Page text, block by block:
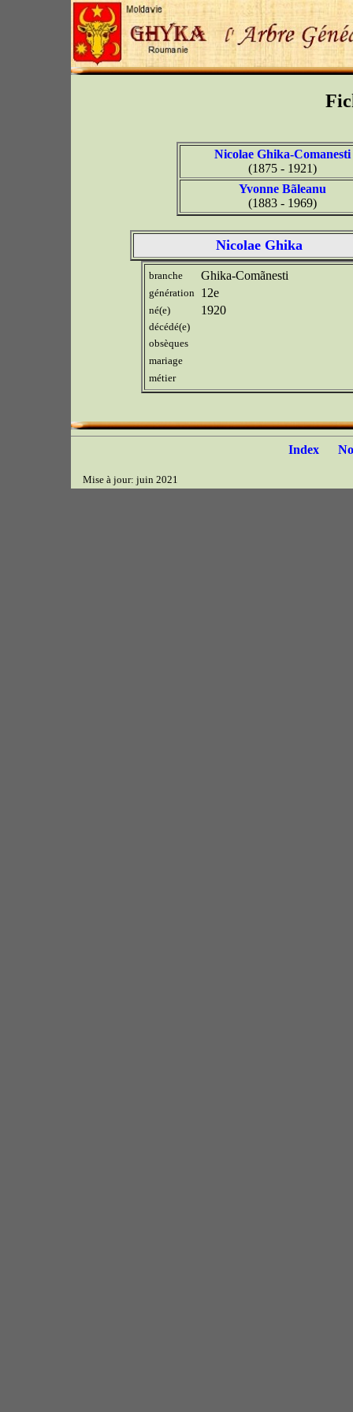
Nicolae Ghika-Comanesti
(1875 - 1921)
Yvonne Bãleanu
(1883 - 1969)
Nicolae Ghika
branche Ghika-Comãnesti
génération 12e
né(e) 1920
décédé(e)
obsèques
mariage
métier
Index
Mise à jour: juin 2021